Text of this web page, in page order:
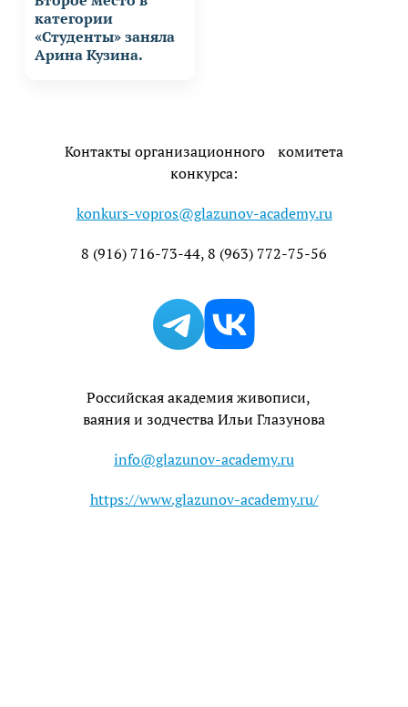
категории
«Студенты» заняла
Арина Кузина.
Контакты организационного комитета
конкурса:
konkurs-vopros@glazunov-academy.ru
8 (916) 716-73-44, 8 (963) 772-75-56
Телеграм
Вк
Российская академия живописи,
ваяния и зодчества Ильи Глазунова
info@glazunov-academy.ru
https://www.glazunov-academy.ru/